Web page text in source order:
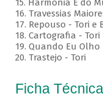
15. Harmonia É do
16. Travessias
17. Repouso - Tori
⁠18. Cartografia - Tori
19. Quando Eu
20. Trastejo - Tori
Ficha Técnica